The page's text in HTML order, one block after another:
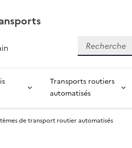
Recherche
Transports routiers
automatisés
de transport routier automatisés